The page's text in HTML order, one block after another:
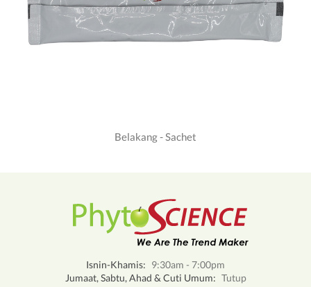
Belakang - Sachet
Isnin-Khamis: 9:30am - 7:00pm
Jumaat, Sabtu, Ahad & Cuti Umum: Tutup